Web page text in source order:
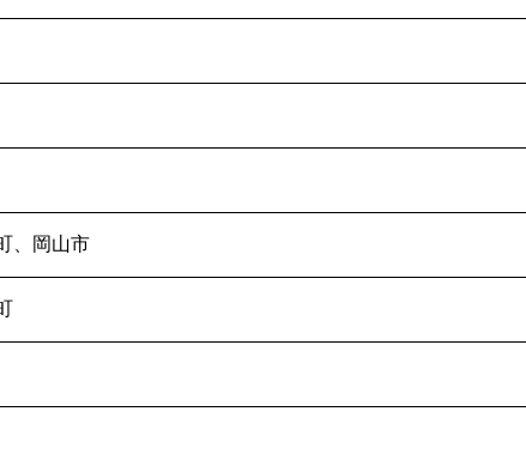
、岡山市